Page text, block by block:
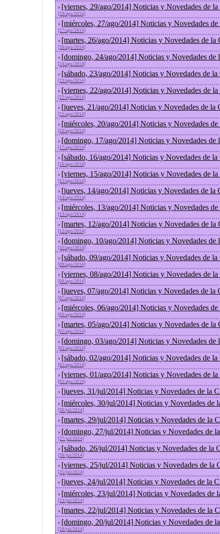
› [viernes, 29/ago/2014] Noticias y Novedades de
[29/ago/2014]
› [miércoles, 27/ago/2014] Noticias y Novedades
[27/ago/2014]
› [martes, 26/ago/2014] Noticias y Novedades de la
[26/ago/2014]
› [domingo, 24/ago/2014] Noticias y Novedades de
[24/ago/2014]
› [sábado, 23/ago/2014] Noticias y Novedades de
[23/ago/2014]
› [viernes, 22/ago/2014] Noticias y Novedades de
[22/ago/2014]
› [jueves, 21/ago/2014] Noticias y Novedades de la
[21/ago/2014]
› [miércoles, 20/ago/2014] Noticias y Novedades
[20/ago/2014]
› [domingo, 17/ago/2014] Noticias y Novedades de
[17/ago/2014]
› [sábado, 16/ago/2014] Noticias y Novedades de
[16/ago/2014]
› [viernes, 15/ago/2014] Noticias y Novedades de
[15/ago/2014]
› [jueves, 14/ago/2014] Noticias y Novedades de la
[14/ago/2014]
› [miércoles, 13/ago/2014] Noticias y Novedades
[13/ago/2014]
› [martes, 12/ago/2014] Noticias y Novedades de la
[12/ago/2014]
› [domingo, 10/ago/2014] Noticias y Novedades de
[10/ago/2014]
› [sábado, 09/ago/2014] Noticias y Novedades de
[09/ago/2014]
› [viernes, 08/ago/2014] Noticias y Novedades de
[08/ago/2014]
› [jueves, 07/ago/2014] Noticias y Novedades de la
[07/ago/2014]
› [miércoles, 06/ago/2014] Noticias y Novedades
[06/ago/2014]
› [martes, 05/ago/2014] Noticias y Novedades de la
[05/ago/2014]
› [domingo, 03/ago/2014] Noticias y Novedades de
[03/ago/2014]
› [sábado, 02/ago/2014] Noticias y Novedades de
[02/ago/2014]
› [viernes, 01/ago/2014] Noticias y Novedades de
[01/ago/2014]
› [jueves, 31/jul/2014] Noticias y Novedades de la
› [miércoles, 30/jul/2014] Noticias y Novedades de
[30/jul/2014]
› [martes, 29/jul/2014] Noticias y Novedades de la
› [domingo, 27/jul/2014] Noticias y Novedades de
[27/jul/2014]
› [sábado, 26/jul/2014] Noticias y Novedades de la
[26/jul/2014]
› [viernes, 25/jul/2014] Noticias y Novedades de la
[25/jul/2014]
› [jueves, 24/jul/2014] Noticias y Novedades de la
› [miércoles, 23/jul/2014] Noticias y Novedades de
[23/jul/2014]
› [martes, 22/jul/2014] Noticias y Novedades de la
› [domingo, 20/jul/2014] Noticias y Novedades de
[20/jul/2014]